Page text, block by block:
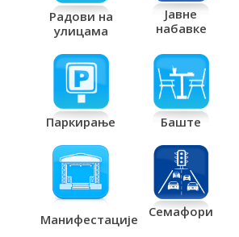
Радови на
улицама
Јавне
набавке
Паркирање Баште
Манифестације Семафори